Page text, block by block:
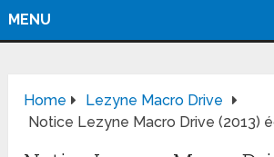
MENU
Home
Lezyne Macro Drive
Notice Lezyne Macro Drive (2013)